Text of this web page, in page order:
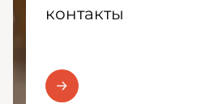
контакты